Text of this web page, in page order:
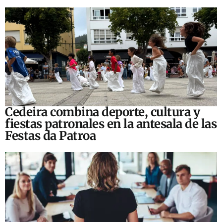
Cedeira combina deporte, cultura y
fiestas patronales en la antesala de las
Festas da Patroa